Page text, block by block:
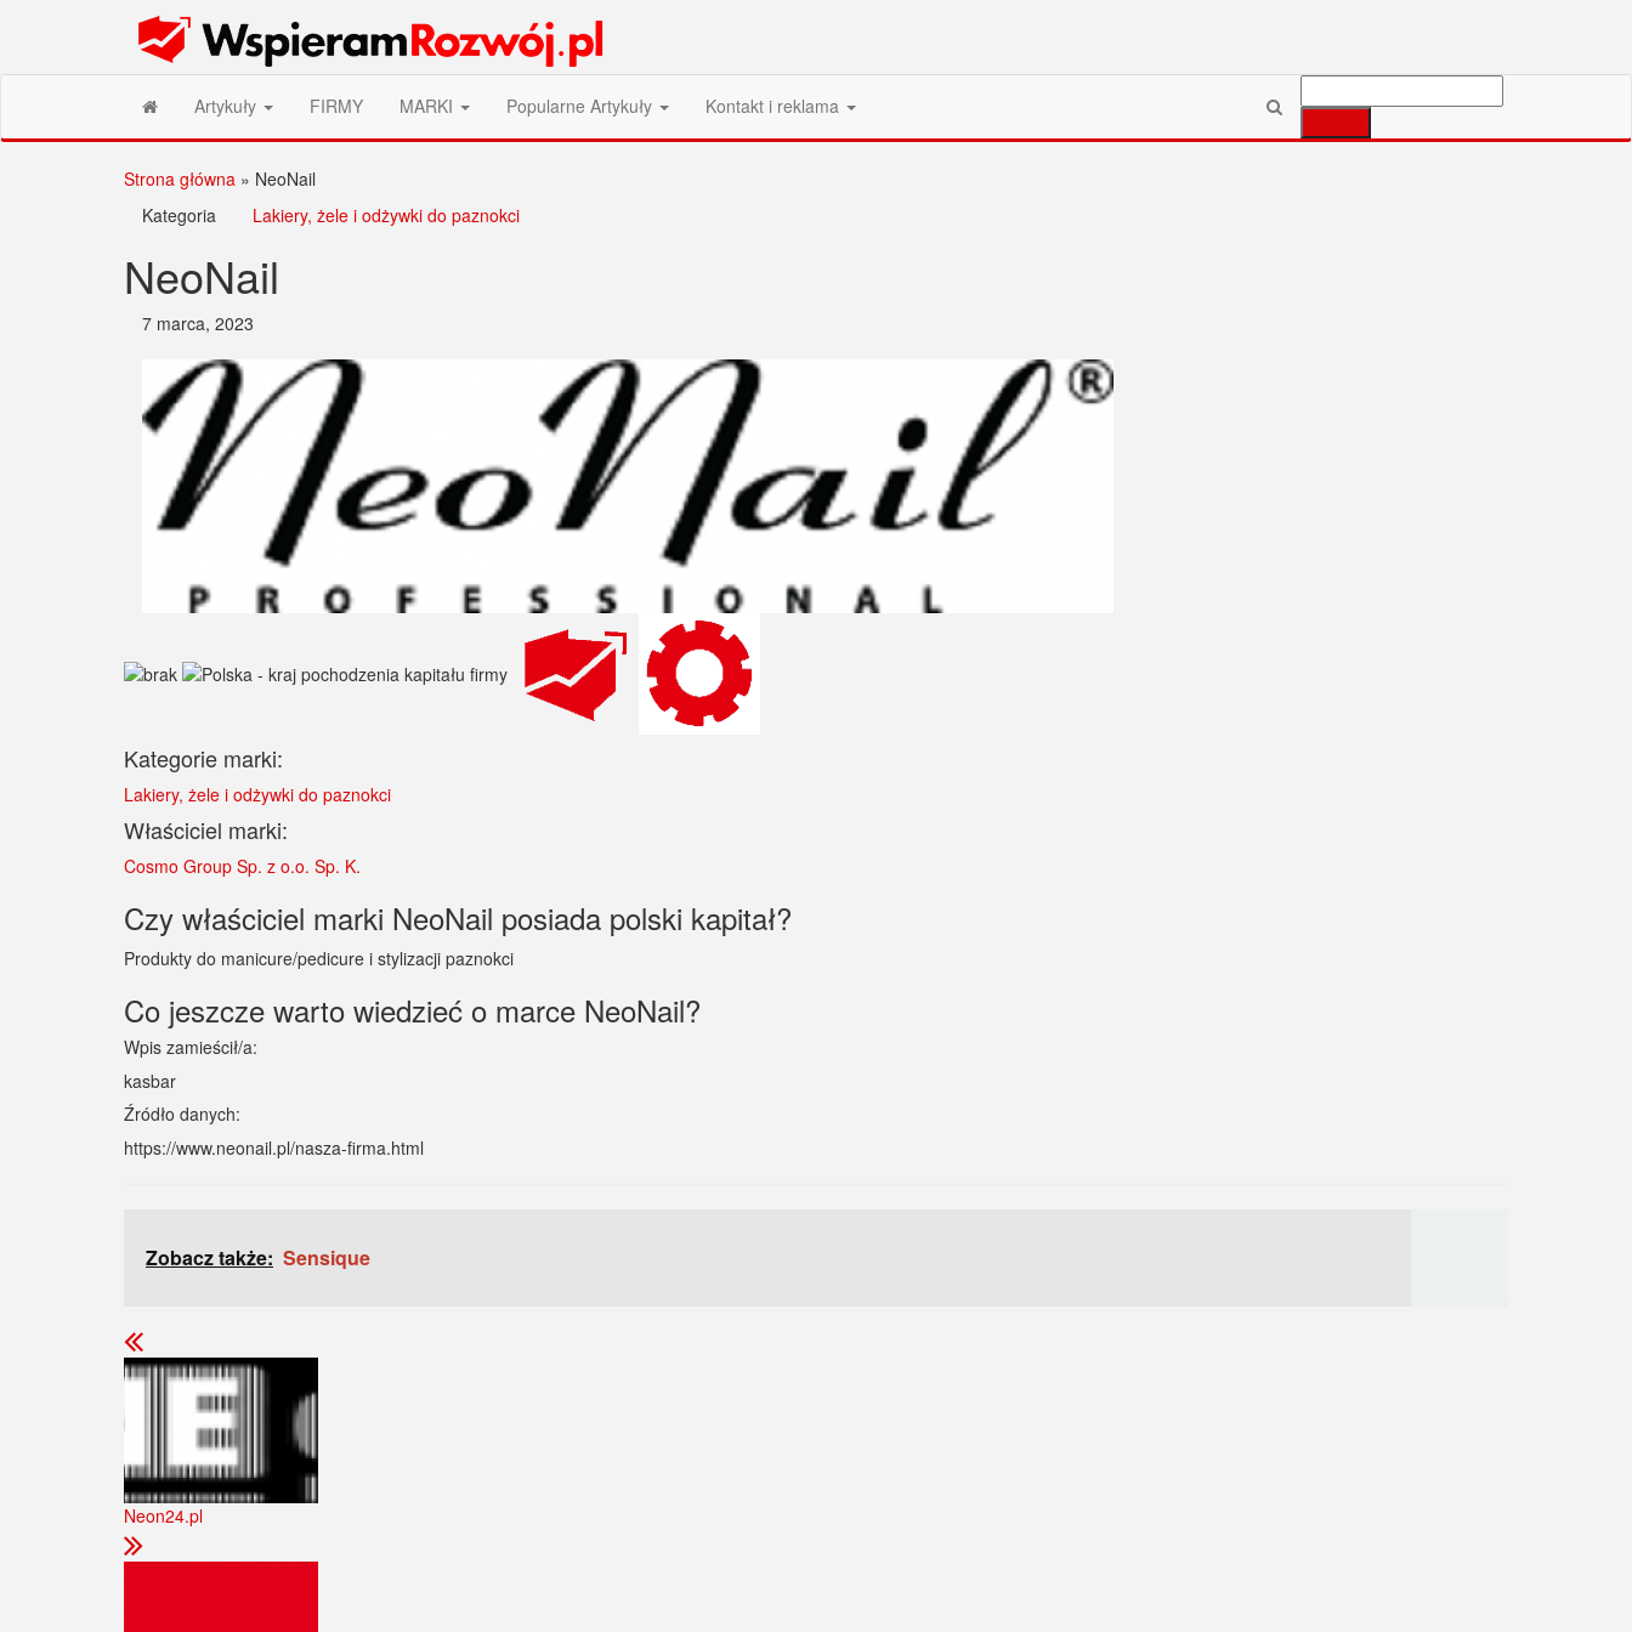
Wspieram Rozwój PL
Artykuły FIRMY MARKI Popularne Artykuły Kontakt i reklama
Strona główna » NeoNail
Kategoria
Lakiery, żele i odżywki do paznokci
NeoNail
7 marca, 2023
Kategorie marki:
Lakiery, żele i odżywki do paznokci
Właściciel marki:
Cosmo Group Sp. z o.o. Sp. K.
Czy właściciel marki NeoNail posiada polski kapitał?
Produkty do manicure/pedicure i stylizacji paznokci
Co jeszcze warto wiedzieć o marce NeoNail?
Wpis zamieścił/a:
kasbar
Źródło danych:
https://www.neonail.pl/nasza-firma.html
Zobacz także: Sensique
Neon24.pl